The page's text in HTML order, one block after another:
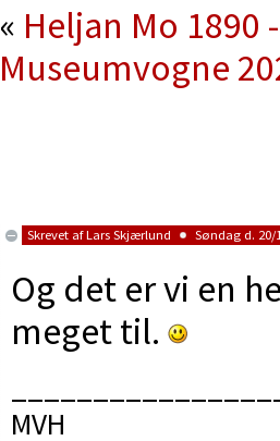
« Heljan Mo 1890
Museumvogne
Skrevet afLars Skjærlund Søndag d. 20/
Og det er vi en
meget til.
MVH